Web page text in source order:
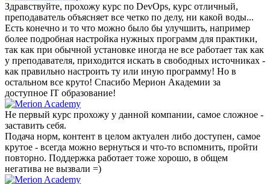
Здравствуйте, прохожу курс по DevOps, курс отличный,
преподаватель объясняет все четко по делу, ни какой воды...
Есть конечно и то что можно было бы улучшить, например
более подробная настройка нужных программ для практики,
так как при обычной установке иногда не все работает так как
у преподавателя, приходится искать в свободных источниках -
как правильно настроить ту или иную программу! Но в
остальном все круто! Спасибо Мерион Академии за
доступное IT образование!
Не первый курс прохожу у данной компании, самое сложное -
заставить себя.
Подача норм, контент в целом актуален либо доступен, самое
крутое - всегда можно вернуться и что-то вспомнить, пройти
повторно. Поддержка работает тоже хорошо, в общем
негатива не вызвали =)